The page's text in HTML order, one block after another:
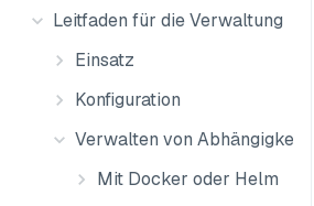
Leitfaden für die Verwaltung
Einsatz
Konfiguration
Verwalten von Abhängigkeiten
Mit Docker oder Helm